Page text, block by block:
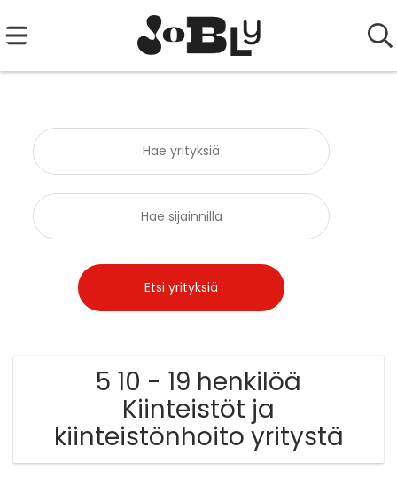
5 10 - 19 henkilöä
Kiinteistöt ja
kiinteistönhoito yritystä